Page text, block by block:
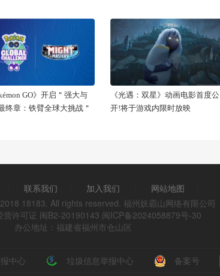
GO》开启＂强大与
终章：铁臂全球大挑战＂
《光遇：双星》动画电影首度公
开!将于游戏内限时放映
联系我们 加入我们 网站地图
18183. All rights reserved. 福州妖霸山网络有限公司
营许可证 闽B2-20190143 闽ICP备2024058879号-30
办公地址：福建省福州市仓山区
中心 垃圾信息举报中心 备案号